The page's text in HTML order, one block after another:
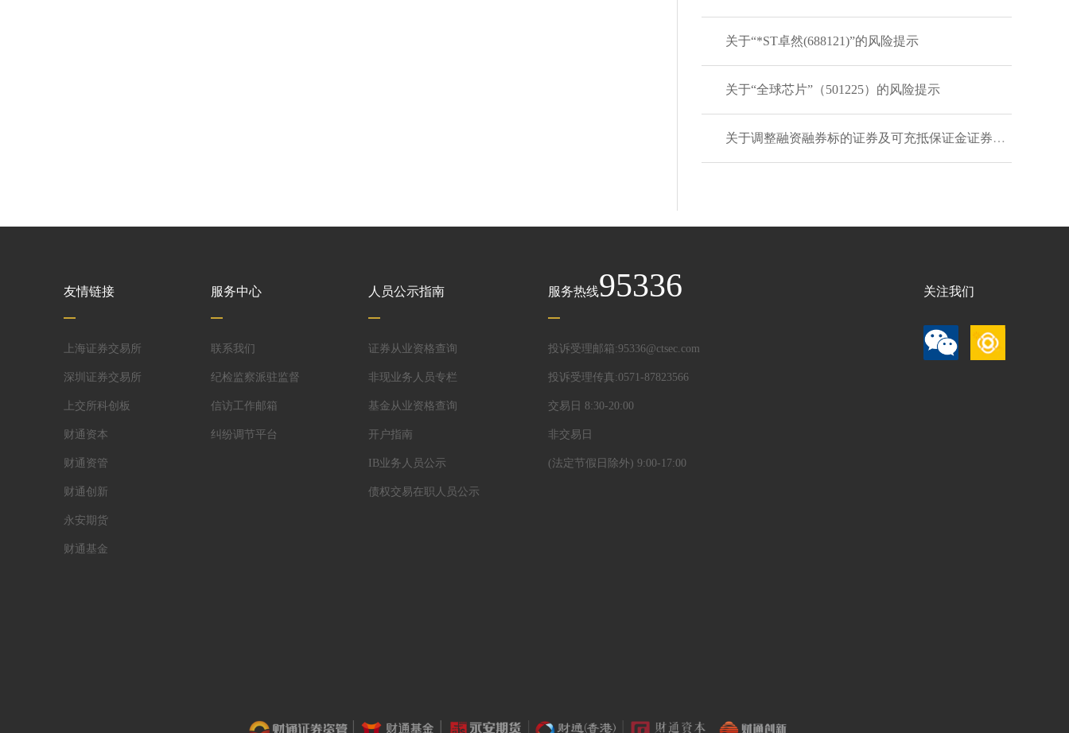
关于“*ST卓然(688121)”的风险提示
关于“全球芯片”（501225）的风险提示
关于调整融资融券标的证券及可充抵保证金证券的通知20260806
友情链接
上海证券交易所
深圳证券交易所
上交所科创板
财通资本
财通资管
财通创新
永安期货
财通基金
服务中心
联系我们
纪检监察派驻监督
信访工作邮箱
纠纷调节平台
人员公示指南
证券从业资格查询
非现业务人员专栏
基金从业资格查询
开户指南
IB业务人员公示
债权交易在职人员公示
服务热线95336
投诉受理邮箱:95336@ctsec.com
投诉受理传真:0571-87823566
交易日 8:30-20:00
非交易日
(法定节假日除外) 9:00-17:00
关注我们